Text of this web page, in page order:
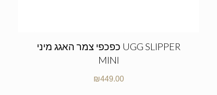
כפכפי צמר האגג מיני UGG SLIPPER
MINI
₪449.00